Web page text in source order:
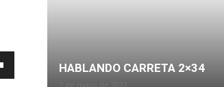
HABLANDO CARRETA 2×34
7 de mayo de 2022